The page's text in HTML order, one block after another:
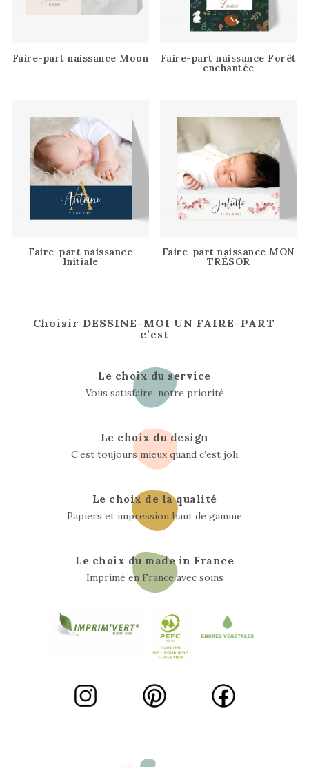
Faire-part naissance Moon Faire-part naissance Forêt
enchantée
Faire-part naissance
Initiale
Faire-part naissance MON
TRÉSOR
Choisir DESSINE-MOI UN FAIRE-PART
c’est
Le choix du service
Vous satisfaire, notre priorité
Le choix du design
C’est toujours mieux quand c’est joli
Le choix de la qualité
Papiers et impression haut de gamme
Le choix du made in France
Imprimé en France avec soins